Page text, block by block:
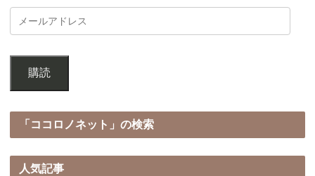
購読
「ココロノネット」の検索
人気記事